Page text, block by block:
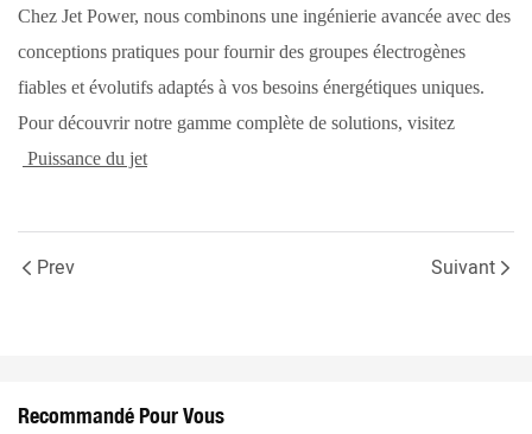
Chez Jet Power, nous combinons une ingénierie avancée avec des
conceptions pratiques pour fournir des groupes électrogènes
fiables et évolutifs adaptés à vos besoins énergétiques uniques.
Pour découvrir notre gamme complète de solutions, visitez
Puissance du jet
Prev Suivant
Recommandé Pour Vous